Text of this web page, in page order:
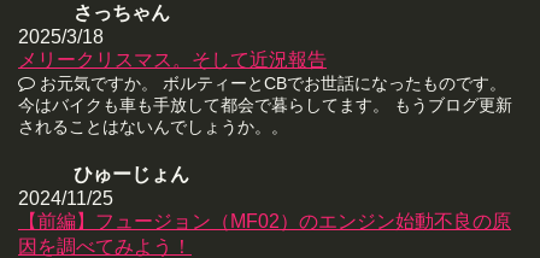
さっちゃん
2025/3/18
メリークリスマス。そして近況報告
お元気ですか。 ボルティーとCBでお世話になったものです。
今はバイクも車も手放して都会で暮らしてます。 もうブログ更新
されることはないんでしょうか。。
ひゅーじょん
2024/11/25
【前編】フュージョン（MF02）のエンジン始動不良の原
因を調べてみよう！